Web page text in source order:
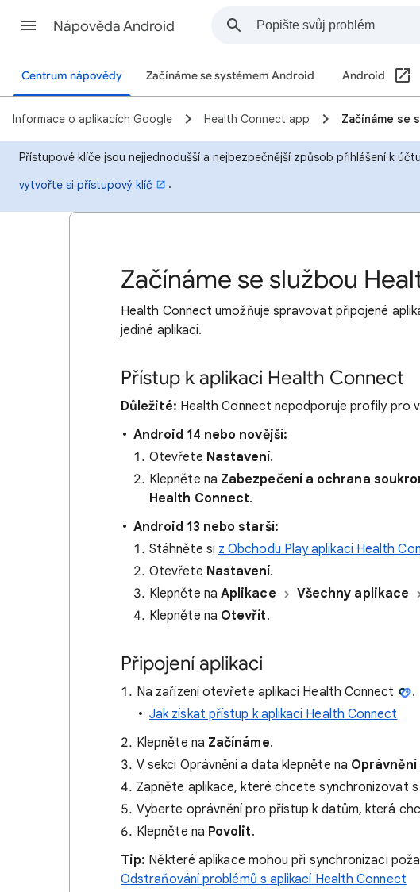
Nápověda Android
Centrum nápovědy Začínáme se systémem Android Android
Informace o aplikacích Google Health Connect app Začínáme se
Přístupové klíče jsou nejjednodušší a nejbezpečnější způsob přihlášení k
vytvořte si přístupový klíč
.
Začínáme se službou
Health Connect umožňuje spravovat připojené
jediné aplikaci.
Přístup k aplikaci Health Connect
Důležité: Health Connect nepodporuje profily pro
Android 14 nebo novější:
Otevřete Nastavení.
Klepněte na Zabezpečení a ochrana
Health Connect.
Android 13 nebo starší:
Stáhněte si z Obchodu Play aplikaci Health
Otevřete Nastavení.
Klepněte na Aplikace Všechny aplikace
Klepněte na Otevřít.
Připojení aplikaci
Na zařízení otevřete aplikaci Health Connect
.
Jak získat přístup k aplikaci Health Connect
Klepněte na Začínáme.
V sekci Oprávnění a data klepněte na
Zapněte aplikace, které chcete synchronizovat
Vyberte oprávnění pro přístup k datům, která
Klepněte na Povolit.
Tip: Některé aplikace mohou při synchronizaci
Odstraňování problémů s aplikací Health Connect